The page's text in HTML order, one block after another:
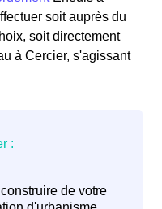
soit auprès du
soit directement
à Cercier, s'agissant